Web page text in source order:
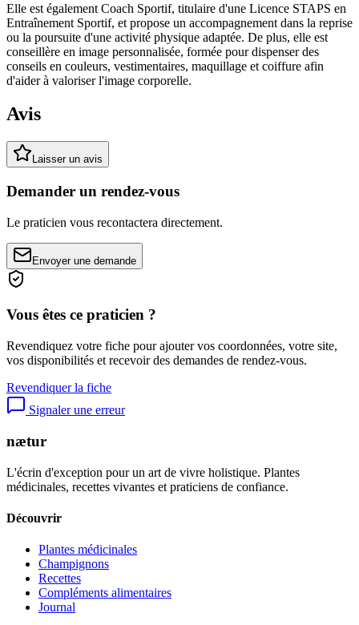
Elle est également Coach Sportif, titulaire d'une Licence STAPS en
Entraînement Sportif, et propose un accompagnement dans la reprise
ou la poursuite d'une activité physique adaptée. De plus, elle est
conseillère en image personnalisée, formée pour dispenser des
conseils en couleurs, vestimentaires, maquillage et coiffure afin
d'aider à valoriser l'image corporelle.
Avis
Laisser un avis
Demander un rendez-vous
Le praticien vous recontactera directement.
Envoyer une demande
Vous êtes ce praticien ?
Revendiquez votre fiche pour ajouter vos coordonnées, votre site,
vos disponibilités et recevoir des demandes de rendez-vous.
Revendiquer la fiche
Signaler une erreur
nætur
L'écrin d'exception pour un art de vivre holistique. Plantes
médicinales, recettes vivantes et praticiens de confiance.
Découvrir
Plantes médicinales
Champignons
Recettes
Compléments alimentaires
Journal